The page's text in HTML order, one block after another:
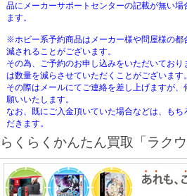
品にメーカーサポートセンターの記載が無い場
ます。
※ホビー系予約商品はメーカー様や問屋様の都
減されることがございます。
その為、ご予約のお申し込みをいただいてお
は数量を減らさせていただくことがございます。
その際はメールにてご連絡を差し上げますが
願いいたします。
なお、既にご入金頂いていた場合などは、も
だきます。
らくらくかんたん買取「ラクウ